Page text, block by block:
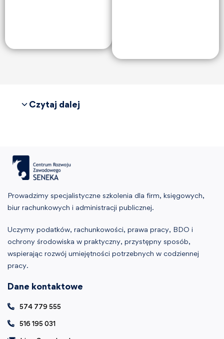
Czytaj dalej
Prowadzimy specjalistyczne szkolenia dla firm, księgowych,
biur rachunkowych i administracji publicznej.
Uczymy podatków, rachunkowości, prawa pracy, BDO i
ochrony środowiska w praktyczny, przystępny sposób,
wspierając rozwój umiejętności potrzebnych w codziennej
pracy.
Dane kontaktowe
574 779 555
516 195 031